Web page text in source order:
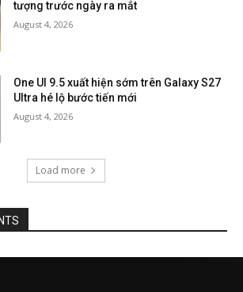
tượng trước ngày ra mắt
August 4, 2026
One UI 9.5 xuất hiện sớm trên Galaxy S27
Ultra hé lộ bước tiến mới
August 4, 2026
Load more